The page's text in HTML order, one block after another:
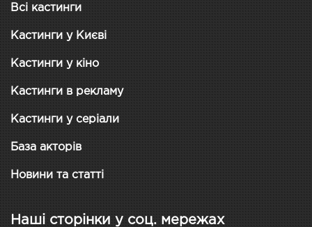
Всі кастинги
Кастинги у Києві
Кастинги у кіно
Кастинги в рекламу
Кастинги у серіали
База акторів
Новини та статті
Наші сторінки у соц. мережах